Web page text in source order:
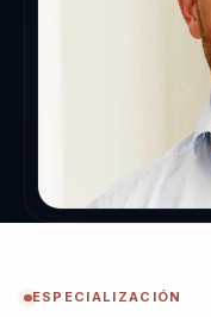
ESPECIALIZACIÓN